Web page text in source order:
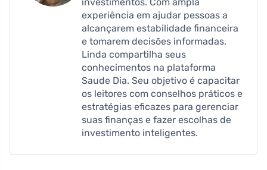
investimentos. Com ampla
experiência em ajudar pessoas a
alcançarem estabilidade financeira
e tomarem decisões informadas,
Linda compartilha seus
conhecimentos na plataforma
Saude Dia. Seu objetivo é capacitar
os leitores com conselhos práticos e
estratégias eficazes para gerenciar
suas finanças e fazer escolhas de
investimento inteligentes.